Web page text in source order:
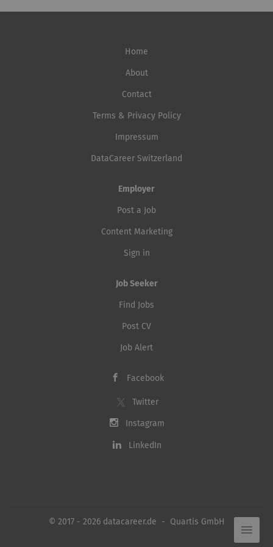
Home
About
Contact
Terms & Privacy Policy
Impressum
DataCareer Switzerland
Employer
Post a Job
Content Marketing
Sign in
Job Seeker
Find Jobs
Post CV
Job Alert
Facebook
Twitter
Instagram
LinkedIn
© 2017 - 2026 datacareer.de - Quartis GmbH